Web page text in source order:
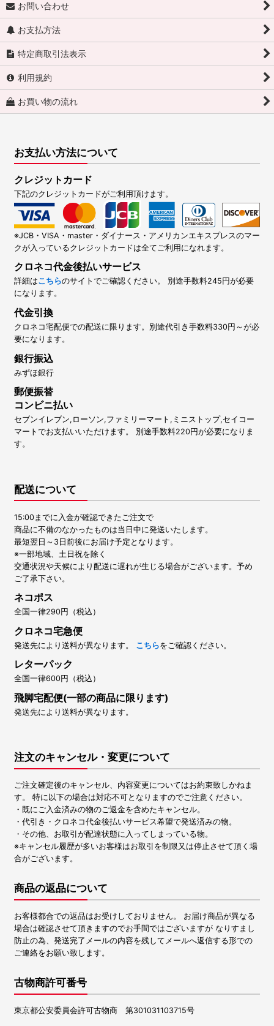
お問い合わせ
お支払方法
特定商取引法表示
利用規約
お買い物の流れ
お支払い方法について
クレジットカード
下記のクレジットカードがご利用頂けます。
※JCB・VISA・master・ダイナース・アメリカンエキスプレスのマー
クが入っているクレジットカードは全てご利用になれます。
クロネコ代金後払いサービス
詳細はこちらのサイトでご確認ください。 別途手数料245円が必要
になります。
代金引換
クロネコ宅配便での配送に限ります。別途代引き手数料330円～が必
要になります。
銀行振込
みずほ銀行
郵便振替
コンビニ払い
セブンイレブン,ローソン,ファミリーマート,ミニストップ,セイコー
マートでお支払いいただけます。 別途手数料220円が必要になりま
す。
配送について
15:00までに入金が確認できたご注文で
商品に不備のなかったものは当日中に発送いたします。
最短翌日～3日前後にお届け予定となります。
※一部地域、土日祝を除く
交通状況や天候により配送に遅れが生じる場合がございます。予め
ご了承下さい。
ネコポス
全国一律290円（税込）
クロネコ宅急便
発送先により送料が異なります。 こちらをご確認ください。
レターパック
全国一律600円（税込）
飛脚宅配便(一部の商品に限ります)
発送先により送料が異なります。
注文のキャンセル・変更について
ご注文確定後のキャンセル、内容変更についてはお約束致しかねま
す。 特に以下の場合は対応不可となりますのでご注意ください。
・既にご入金済みの物のご返金を含めたキャンセル。
・代引き・クロネコ代金後払いサービス希望で発送済みの物。
・その他、お取引が配達状態に入ってしまっている物。
※キャンセル履歴が多いお客様はお取引を制限又は停止させて頂く場
合がございます。
商品の返品について
お客様都合での返品はお受けしておりません。 お届け商品が異なる
場合は確認させて頂きますのでお手間ではございますが なりすまし
防止の為、発送完了メールの内容を残してメールへ返信する形での
ご連絡をお願い致します。
古物商許可番号
東京都公安委員会許可古物商 第301031103715号